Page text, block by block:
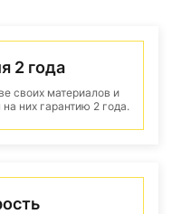
2 года
своих материалов и
них гарантию 2 года.